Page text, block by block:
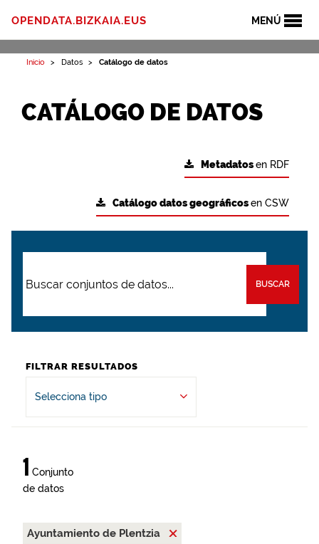
MENÚ
OPENDATA.BIZKAIA.EUS
Inicio Datos Catálogo de datos
CATÁLOGO DE DATOS
Metadatosen RDF
Catálogo datos geográficosen CSW
BUSCAR
FILTRAR RESULTADOS
Selecciona tipo
1 Conjunto
de datos
Ayuntamiento de Plentzia